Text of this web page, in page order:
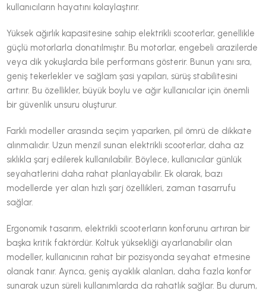
kullanıcıların hayatını kolaylaştırır.
Yüksek ağırlık kapasitesine sahip elektrikli scooterlar, genellikle
güçlü motorlarla donatılmıştır. Bu motorlar, engebeli arazilerde
veya dik yokuşlarda bile performans gösterir. Bunun yanı sıra,
geniş tekerlekler ve sağlam şasi yapıları, sürüş stabilitesini
artırır. Bu özellikler, büyük boylu ve ağır kullanıcılar için önemli
bir güvenlik unsuru oluşturur.
Farklı modeller arasında seçim yaparken, pil ömrü de dikkate
alınmalıdır. Uzun menzil sunan elektrikli scooterlar, daha az
sıklıkla şarj edilerek kullanılabilir. Böylece, kullanıcılar günlük
seyahatlerini daha rahat planlayabilir. Ek olarak, bazı
modellerde yer alan hızlı şarj özellikleri, zaman tasarrufu
sağlar.
Ergonomik tasarım, elektrikli scooterların konforunu artıran bir
başka kritik faktördür. Koltuk yüksekliği ayarlanabilir olan
modeller, kullanıcının rahat bir pozisyonda seyahat etmesine
olanak tanır. Ayrıca, geniş ayaklık alanları, daha fazla konfor
sunarak uzun süreli kullanımlarda da rahatlık sağlar. Bu durum,